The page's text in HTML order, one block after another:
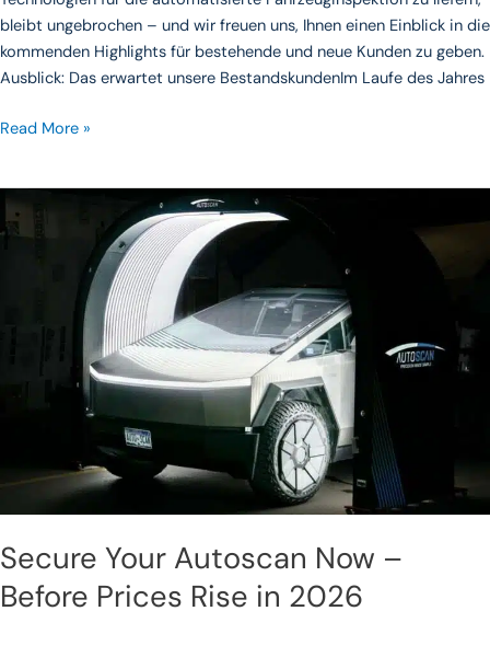
bleibt ungebrochen – und wir freuen uns, Ihnen einen Einblick in die
kommenden Highlights für bestehende und neue Kunden zu geben.
Ausblick: Das erwartet unsere BestandskundenIm Laufe des Jahres
Read More »
Secure Your Autoscan Now –
Before Prices Rise in 2026
Secure
Your
Before